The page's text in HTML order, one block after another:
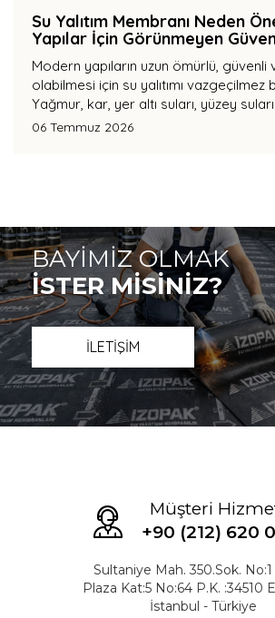
Su Yalıtım Membranı Neden
Yapılar İçin Görünmeyen
Modern yapıların uzun ömürlü, güvenli
olabilmesi için su yalıtımı vazgeçilmez
Yağmur, kar, yer altı suları, yüzey
etkenler zamanla yapıların taşıyıcı
06 Temmuz 2026
BAYİMİZ OLMAK
İSTER MİSİNİZ?
İLETİŞİM
Müşteri
+90 (212) 620
Sultaniye Mah. 350.Sok. No:1
Plaza Kat:5 No:64 P.K. :34510
İstanbul - Türkiye